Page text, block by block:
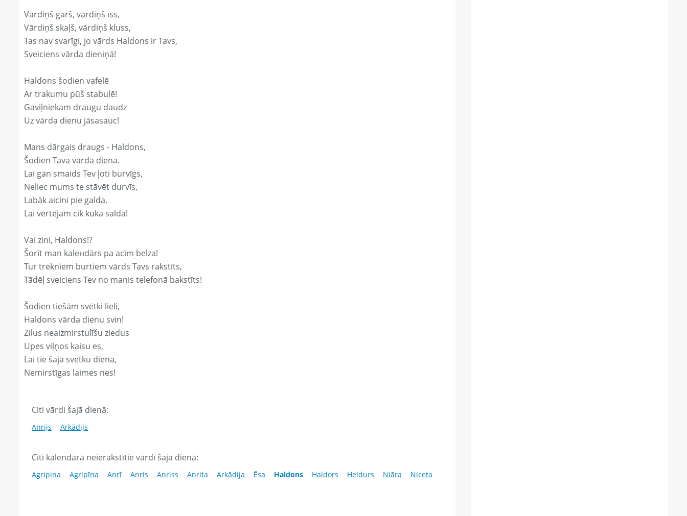
Vārdiņš garš, vārdiņš īss,
Vārdiņš skaļš, vārdiņš kluss,
Tas nav svarīgi, jo vārds Haldons ir Tavs,
Sveiciens vārda dieniņā!
Haldons šodien vafelē
Ar trakumu pūš stabulē!
Gaviļniekam draugu daudz
Uz vārda dienu jāsasauc!
Mans dārgais draugs - Haldons,
Šodien Tava vārda diena.
Lai gan smaids Tev ļoti burvīgs,
Neliec mums te stāvēt durvīs,
Labāk aicini pie galda,
Lai vērtējam cik kūka salda!
Vai zini, Haldons!?
Šorīt man kaleнdārs pa acīm belza!
Tur trekniem burtiem vārds Tavs rakstīts,
Tādēļ sveiciens Tev no manis telefonā bakstīts!
Šodien tiešām svētki lieli,
Haldons vārda dienu svin!
Zilus neaizmirstulīšu ziedus
Upes viļņos kaisu es,
Lai tie šajā svētku dienā,
Nemirstīgas laimes nes!
Citi vārdi šajā dienā:
Anrijs Arkādijs
Citi kalendārā neierakstītie vārdi šajā dienā:
Agripina Agripīna Anrī Anris Anriss Anrita Arkādija Ēsa Haldons Haldors Heldurs Niāra Niceta